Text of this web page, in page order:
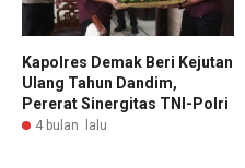
Kapolres Demak Beri Kejutan
Ulang Tahun Dandim,
Pererat Sinergitas TNI-Polri
4 bulan lalu